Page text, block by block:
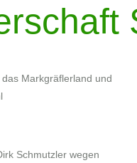
Markgräflerland und
Schmutzler wegen